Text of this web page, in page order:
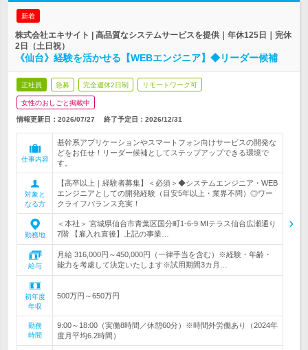
新着
株式会社エキサイト | 高品質なシステムサービスを提供｜年休125日｜完休
2日（土日祝）
《仙台》経験を活かせる【WEBエンジニア】◆リーダー候補
正社員 急募 完全週休2日制 リモートワーク可
女性のおしごと掲載中
情報更新日：2026/07/27 終了予定日： 2026/12/31
仕事内容
基幹系アプリケーションやスマートフォン向けサービスの開発な
どをお任せ！リーダー候補としてステップアップできる環境で
す。
対象と
なる方
【高卒以上｜経験者募集】＜必須＞◆システムエンジニア・WEB
エンジニアとしての開発経験（目安5年以上・業界不問）◎ワー
クライフバランス充実！
勤務地
＜本社＞ 宮城県仙台市青葉区国分町1-6-9 MIテラス仙台広瀬通り
7階 【雇入れ直後】上記の事業…
給与
月給 316,000円～450,000円（一律手当を含む）※経験・年齢・
能力を考慮して決定いたします※試用期間3カ月…
初年度
年収
500万円～650万円
勤務
時間
9:00～18:00（実働8時間／休憩60分）※時間外労働あり（2024年
度月平均6.2時間）